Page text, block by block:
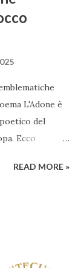
L'Adone è
del
Ecco
Marino fu
come
READ MORE »